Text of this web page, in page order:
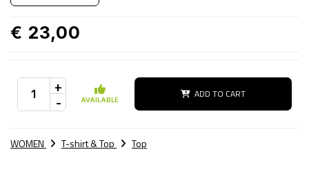
€ 23,00
+
- AVAILABLE ADD TO CART
WOMEN T-shirt & Top Top